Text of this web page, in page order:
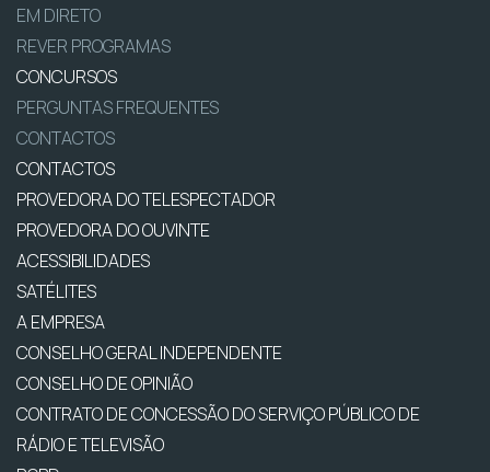
EM DIRETO
REVER PROGRAMAS
CONCURSOS
PERGUNTAS FREQUENTES
CONTACTOS
CONTACTOS
PROVEDORA DO TELESPECTADOR
PROVEDORA DO OUVINTE
ACESSIBILIDADES
SATÉLITES
A EMPRESA
CONSELHO GERAL INDEPENDENTE
CONSELHO DE OPINIÃO
CONTRATO DE CONCESSÃO DO SERVIÇO PÚBLICO DE
RÁDIO E TELEVISÃO